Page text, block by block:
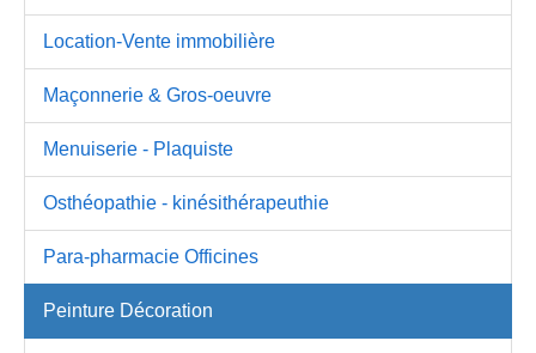
Location-Vente immobilière
Maçonnerie & Gros-oeuvre
Menuiserie - Plaquiste
Osthéopathie - kinésithérapeuthie
Para-pharmacie Officines
Peinture Décoration